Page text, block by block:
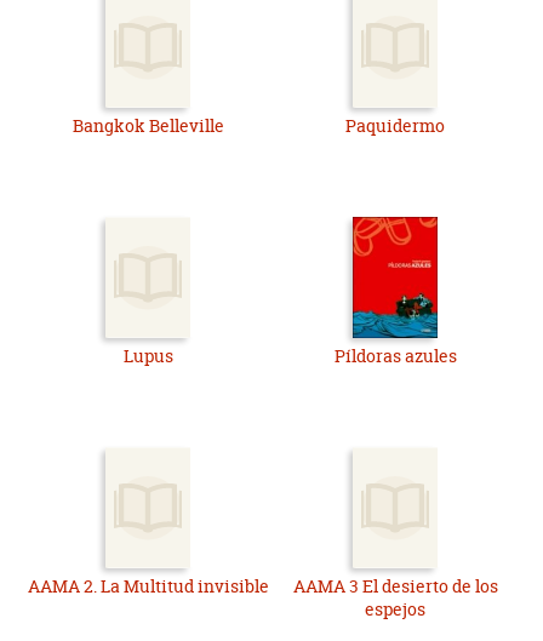
Bangkok Belleville Paquidermo
Lupus Píldoras azules
AAMA 2. La Multitud invisible
AAMA 3 El desierto de los
espejos